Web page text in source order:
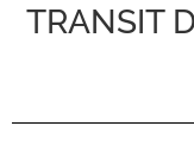
TRANSIT